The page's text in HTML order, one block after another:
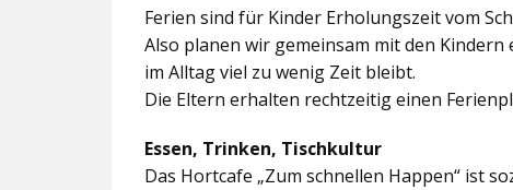
Ferien sind für Kinder Erholungszeit vom
Also planen wir gemeinsam mit den
im Alltag viel zu wenig Zeit bleibt.
Die Eltern erhalten rechtzeitig einen
Essen, Trinken, Tischkultur
Das Hortcafe „Zum schnellen Happen“ ist